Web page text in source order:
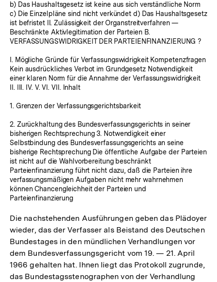
b) Das Haushaltsgesetz ist keine aus sich verständliche Norm
c) Die Einzelpläne sind nicht verkündet d) Das Haushaltsgesetz
ist befristet II. Zulässigkeit der Organstreitverfahren —
Beschränkte Aktivlegitimation der Parteien B.
VERFASSUNGSWIDRIGKEIT DER PARTEIENFINANZIERUNG ?
I. Mögliche Gründe für Verfassungswidrigkeit Kompetenzfragen
Kein ausdrückliches Verbot im Grundgesetz Notwendigkeit
einer klaren Norm für die Annahme der Verfassungswidrigkeit
II. III. IV. V. VI. VII. Inhalt
1. Grenzen der Verfassungsgerichtsbarkeit
2. Zurückhaltung des Bundesverfassungsgerichts in seiner
bisherigen Rechtsprechung 3. Notwendigkeit einer
Selbstbindung des Bundesverfassungsgerichts an seine
bisherige Rechtsprechung Die öffentliche Aufgabe der Parteien
ist nicht auf die Wahlvorbereitung beschränkt
Parteienfinanzierung führt nicht dazu, daß die Parteien ihre
verfassungsmäßigen Aufgaben nicht mehr wahrnehmen
können Chancengleichheit der Parteien und
Parteienfinanzierung
Die nachstehenden Ausführungen geben das Plädoyer
wieder, das der Verfasser als Beistand des Deutschen
Bundestages in den mündlichen Verhandlungen vor
dem Bundesverfassungsgericht vom 19. — 21. April
1966 gehalten hat. Ihnen liegt das Protokoll zugrunde,
das Bundestagsstenographen von der Verhandlung